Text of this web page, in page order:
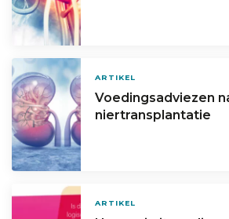
ARTIKEL
Voedingsadviezen
niertransplantatie
ARTIKEL